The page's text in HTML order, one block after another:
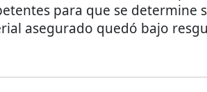
para que se determine
asegurado quedó bajo